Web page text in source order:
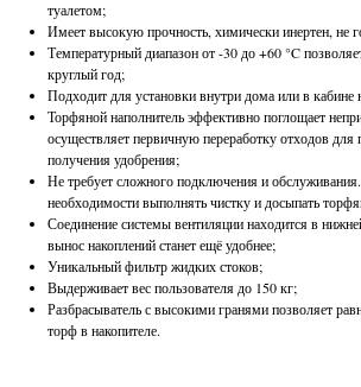
туалетом;
Имеет высокую прочность, химически инертен, не
Температурный диапазон от -30 до +60 °C
круглый год;
Подходит для установки внутри дома или в кабине
Торфяной наполнитель эффективно поглощает
осуществляет первичную переработку отходов
получения удобрения;
Не требует сложного подключения и
необходимости выполнять чистку и досыпать
Соединение системы вентиляции находится в
вынос накоплений станет ещё удобнее;
Уникальный фильтр жидких стоков;
Выдерживает вес пользователя до 150 кг;
Разбрасыватель с высокими гранями позволяет
торф в накопителе.